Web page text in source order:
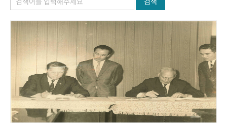
VR 역사관